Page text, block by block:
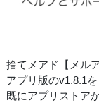
捨てメアド【メル
アプリ版のv1.8.1
既にアプリストア